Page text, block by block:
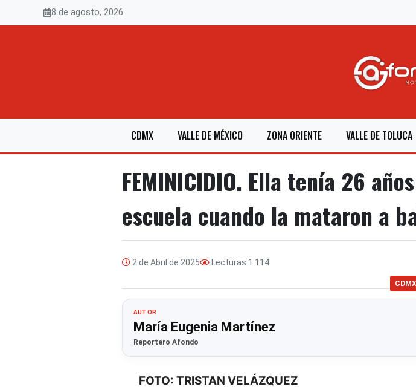
8 de agosto, 2026
CDMX VALLE DE MÉXICO ZONA ORIENTE VALLE DE TOLUCA
FEMINICIDIO. Ella tenía 26
escuela cuando la mataron a
2 de Abril de 2025 Lecturas 1.114
CDMX
AUTOR
María Eugenia Martínez
Reportero Afondo
FOTO: TRISTAN VELÁZQUEZ